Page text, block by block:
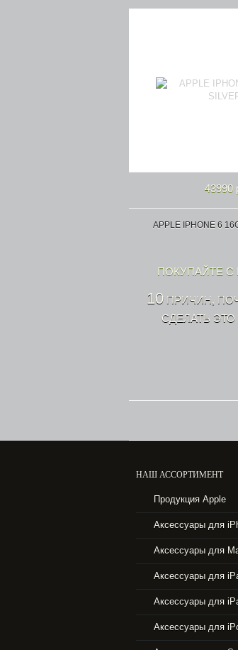
43990
APPLE IPHONE 6
ПОКУПАЙТЕ С
10ПРИЧИН,
СДЕЛАТЬ ЭТО
НАШ АССОРТИМЕНТ
Продукция Apple
Аксессуары для
Аксессуары для
Аксессуары для
Аксессуары для
Аксессуары для